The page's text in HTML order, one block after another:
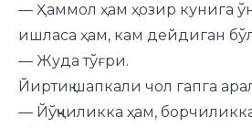
— Ҳаммол ҳам ҳозир кунига
ишласа ҳам, кам дейдиган
— Жуда тўғри.
Йиртиқ шапкали чол гапга
— Йўқчиликка ҳам,